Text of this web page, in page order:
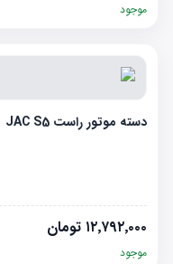
موجود
دسته موتور راست JAC S5
۱۲٬۷۹۲٬۰۰۰ تومان
موجود